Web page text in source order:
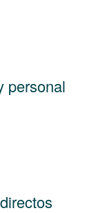
personal